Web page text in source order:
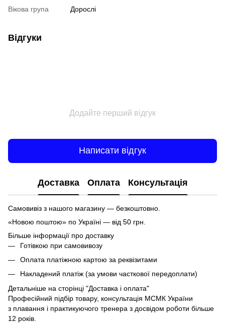
Вікова група
Дорослі
Відгуки
Додайте перший відгук
Написати відгук
Доставка Оплата Консультація
Самовивіз з нашого магазину — безкоштовно.
«Новою поштою» по Україні — від 50 грн.
Більше інформації про доставку
Готівкою при самовивозу
Оплата платіжною картою за реквізитами
Накладений платіж (за умови часткової передоплати)
Детальніше на сторінці "Доставка і оплата"
Професійний підбір товару, консультація МСМК України
з плавання і практикуючого тренера з досвідом роботи більше
12 років.